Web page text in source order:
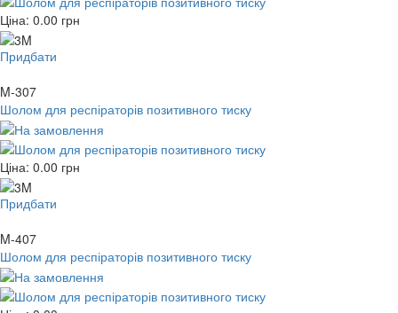
Ціна: 0.00 грн
Придбати
M-307
Шолом для респіраторів позитивного тиску
Ціна: 0.00 грн
Придбати
M-407
Шолом для респіраторів позитивного тиску